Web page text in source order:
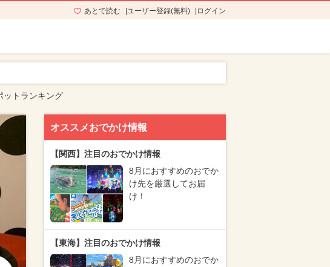
あとで読む ユーザー登録(無料) ログイン
ットランキング
オススメおでかけ情報
【関西】注目のおでかけ情報
8月におすすめのおでか
け先を厳選してお届
け！
【東海】注目のおでかけ情報
8月におすすめのおでか